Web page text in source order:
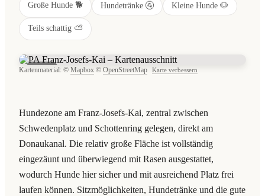
Große Hunde 🐕 Hundetränke 🚰 Kleine Hunde 🐶
Teils schattig ⛅
Hundezone am Franz-Josefs-Kai, zentral zwischen
Schwedenplatz und Schottenring gelegen, direkt am
Donaukanal. Die relativ große Fläche ist vollständig
eingezäunt und überwiegend mit Rasen ausgestattet,
wodurch Hunde hier sicher und mit ausreichend Platz frei
laufen können. Sitzmöglichkeiten, Hundetränke und die gute
Karte
Kartenmaterial: © Mapbox © OpenStreetMap Karte verbessern